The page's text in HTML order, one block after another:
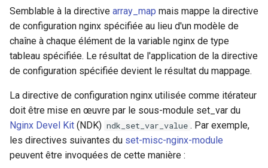
socket
stats
string
tags
tarantool
Semblable à la directive array_map mais mappe la directive
de configuration nginx spécifiée au lieu d'un modèle de
chaîne à chaque élément de la variable nginx de type
tableau spécifiée. Le résultat de l'application de la directive
de configuration spécifiée devient le résultat du mappage.
La directive de configuration nginx utilisée comme itérateur
doit être mise en œuvre par le sous-module set_var du
Nginx Devel Kit (NDK) ndk_set_var_value . Par exemple,
les directives suivantes du set-misc-nginx-module
peuvent être invoquées de cette manière :